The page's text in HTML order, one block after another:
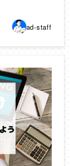
ad-staff